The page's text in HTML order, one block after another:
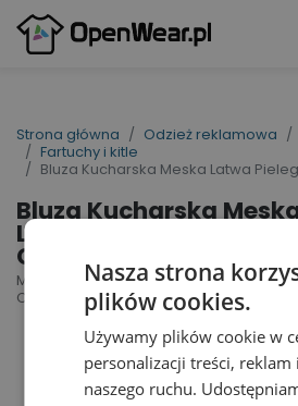
Strona główna Odzież reklamowa
Fartuchy i kitle
Bluza Kucharska Meska Latwa
Bluza Kucharska
Latwa Pielegnacja
CGW3100 - Black
Men´s Chef Jacket Turin Classic | nr art.:
CGW3100 | nr art. producenta: 03100-01
Nasza strona
plików cookies.
Używamy plików cookie w
personalizacji treści, reklam
naszego ruchu.